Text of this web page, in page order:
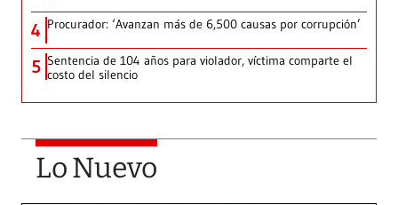
4 Procurador: ‘Avanzan más de 6,500 causas por corrupción’
5 Sentencia de 104 años para violador, víctima comparte el
costo del silencio
Lo Nuevo